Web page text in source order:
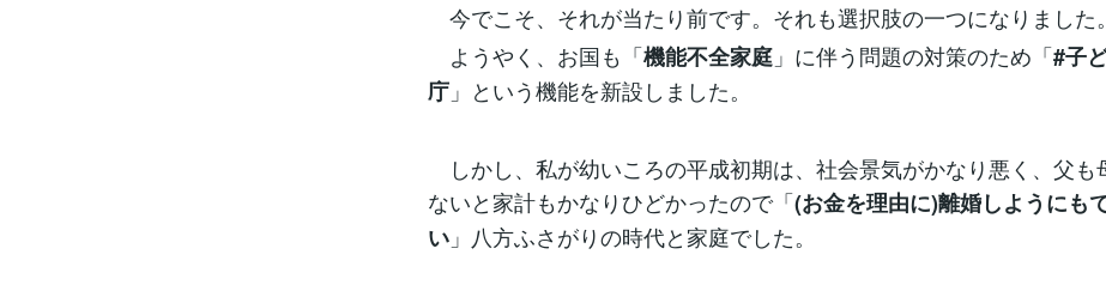
今でこそ、それが当たり前です。それも選択肢の一つになりました。
ようやく、お国も「機能不全家庭 」に伴う問題の対策のため「#子
庁 」という機能を新設しました。
しかし、私が幼いころの平成初期は、社会景気がかなり悪く、父も
ないと家計もかなりひどかったので「(お金を理由に)離婚しようにも
い 」八方ふさがりの時代と家庭でした。